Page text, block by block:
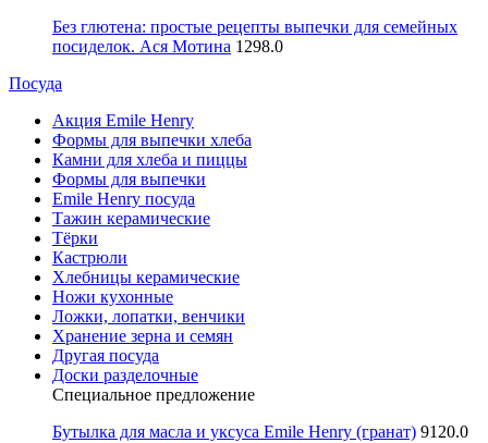
Без глютена: простые рецепты выпечки для семейных
посиделок. Ася Мотина 1298.0
Посуда
Акция Emile Henry
Формы для выпечки хлеба
Камни для хлеба и пиццы
Формы для выпечки
Emile Henry посуда
Тажин керамические
Тёрки
Кастрюли
Хлебницы керамические
Ножи кухонные
Ложки, лопатки, венчики
Хранение зерна и семян
Другая посуда
Доски разделочные
Специальное предложение
Бутылка для масла и уксуса Emile Henry (гранат) 9120.0